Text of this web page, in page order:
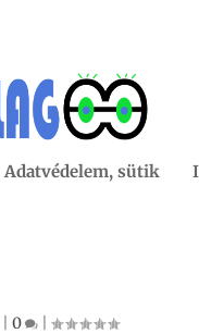
Adatvédelem, sütik
|0 |